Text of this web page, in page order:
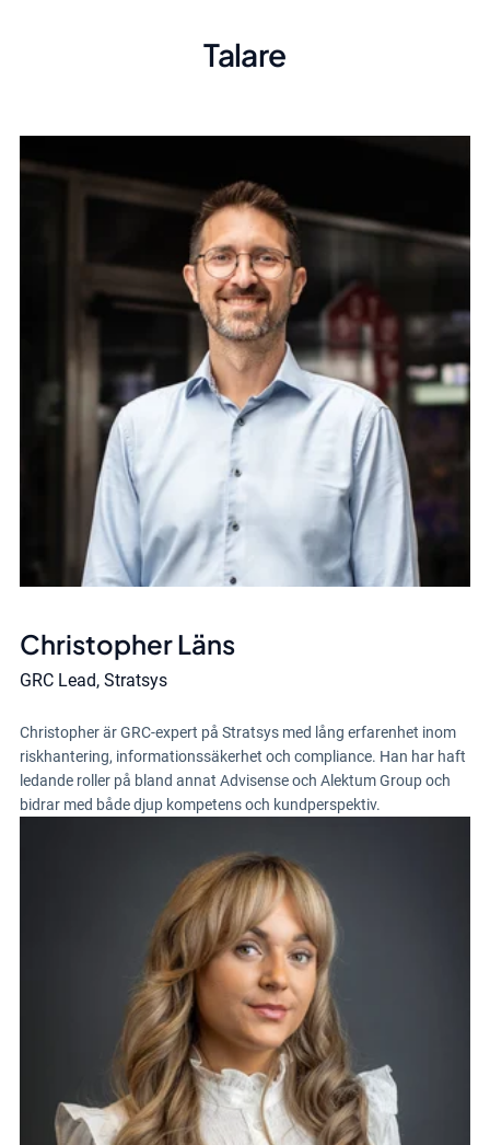
Talare
Christopher Läns
GRC Lead, Stratsys
Christopher är GRC-expert på Stratsys med lång erfarenhet inom
riskhantering, informationssäkerhet och compliance. Han har haft
ledande roller på bland annat Advisense och Alektum Group och
bidrar med både djup kompetens och kundperspektiv.